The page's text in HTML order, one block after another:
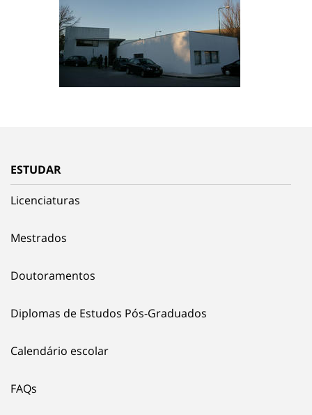
ESTUDAR
Licenciaturas
Mestrados
Doutoramentos
Diplomas de Estudos Pós-Graduados
Calendário escolar
FAQs